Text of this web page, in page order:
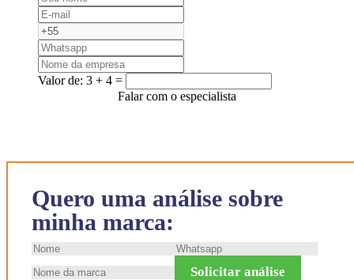
Quero uma análise sobre
minha marca:
Solicitar análise
Valor de: 3 + 4 =
Falar com o especialista